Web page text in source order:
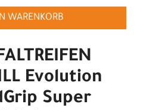
WARENKORB
Evolution
Super